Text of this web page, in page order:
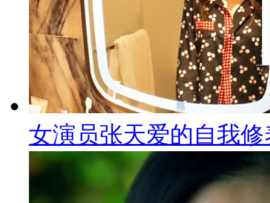
女演员张天爱的自我